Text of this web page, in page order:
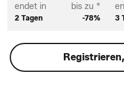
endet in
2 Tagen
bis zu *
-78% 3